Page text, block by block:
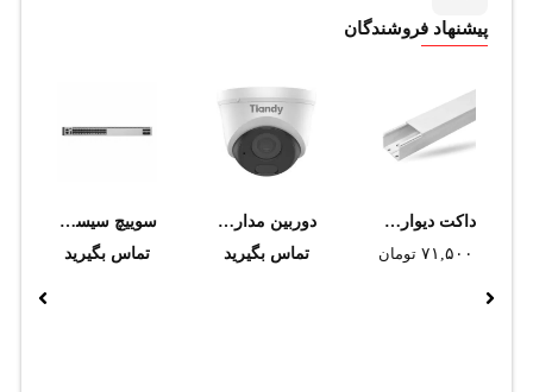
پیشنهاد فروشندگان
داکت ديواري دانوب 40*50
۷۱,۵۰۰ تومان
دوربین مداربسته تحت شبکه تیاندی مدل TC-C34HS I3/E/Y/C/SD/2.8mm/V4.2
تماس بگیرید
سوييچ سيسکو Cisco C9500-24Y4C-E
تماس بگیرید